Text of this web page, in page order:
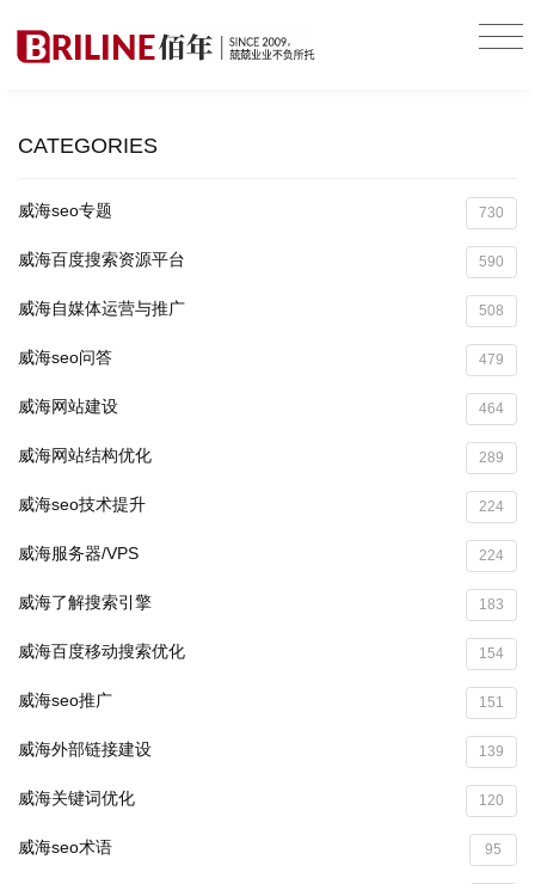
CATEGORIES
威海seo专题 730
威海百度搜索资源平台 590
威海自媒体运营与推广 508
威海seo问答 479
威海网站建设 464
威海网站结构优化 289
威海seo技术提升 224
威海服务器/VPS 224
威海了解搜索引擎 183
威海百度移动搜索优化 154
威海seo推广 151
威海外部链接建设 139
威海关键词优化 120
威海seo术语 95